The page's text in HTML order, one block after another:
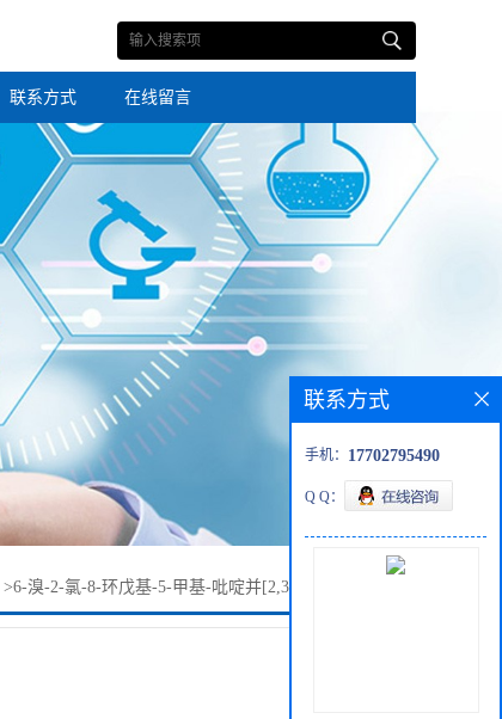
联系方式 在线留言
>6-溴-2-氯-8-环戊基-5-甲基-吡啶并[2,3-D]嘧啶-7(8H)-酮
联系方式
手机： 17702795490
Q Q：